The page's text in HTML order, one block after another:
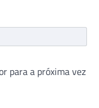
para a próxima vez